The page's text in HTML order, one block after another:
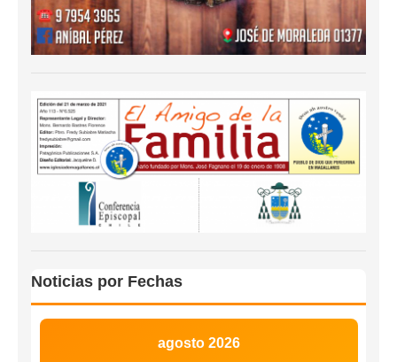
Noticias por Fechas
agosto 2026